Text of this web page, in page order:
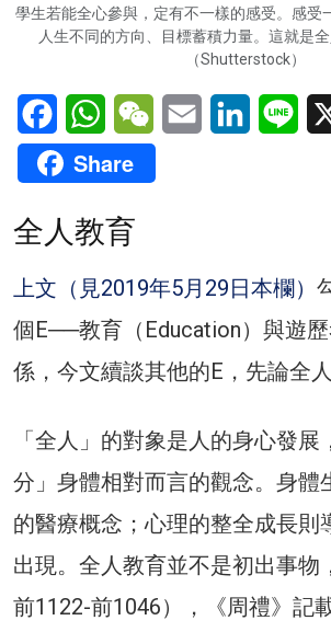
學生若能全心參與，定有不一樣的感受。感受
人生不同的方向、目標蓄積力量。這就是全
（Shutterstock）
FacebookWhatsAppWeChatEmail LinkedInLine
Share
全人教育
上文（見2019年5月29日本欄）
個E──教育（Education）與遊
係，今文續談其他的E，先論全人
「全人」的對象是人的身心發展
分」身體相對而言的觀念。身體
的醫療概念；心理的整全成長則
出現。全人教育並不是初出事物
前1122-前1046），《周禮》記